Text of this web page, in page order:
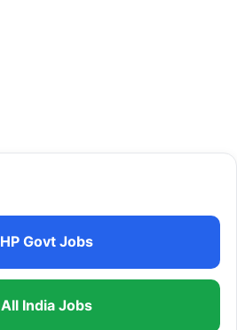
HP Govt Jobs
All India Jobs